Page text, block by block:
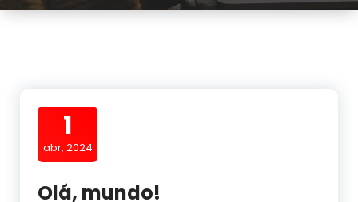
1
abr, 2024
Olá, mundo!